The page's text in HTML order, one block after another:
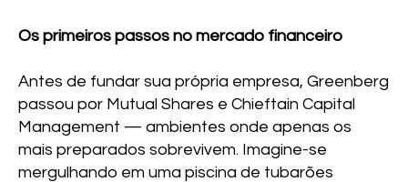
Os primeiros passos no mercado financeiro
Antes de fundar sua própria empresa, Greenberg
passou por Mutual Shares e Chieftain Capital
Management — ambientes onde apenas os
mais preparados sobrevivem. Imagine-se
mergulhando em uma piscina de tubarões